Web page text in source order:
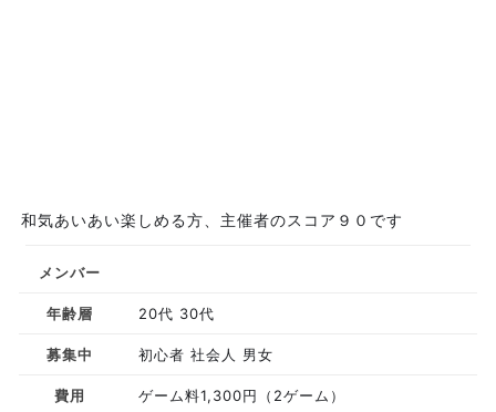
和気あいあい楽しめる方、主催者のスコア９０です
メンバー
年齢層 20代 30代
募集中 初心者 社会人 男女
費用 ゲーム料1,300円（2ゲーム）